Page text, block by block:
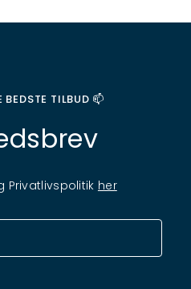
BEDSTE TILBUD 📫
Privatlivspolitik her